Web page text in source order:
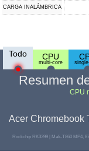
CARGA INALÁMBRICA
Todo CPU
multi-core
Resumen
CPU
Acer Chromebook
Rockchip RK3399 | Mali-T860 MP4,